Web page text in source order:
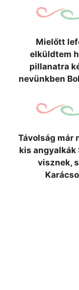
Mielőtt
elküldtem
pillanatra
nevünkben
Távolság már
kis angyalkák
visznek,